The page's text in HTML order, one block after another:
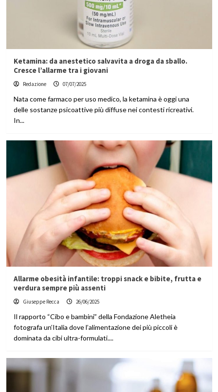
Ketamina: da anestetico salvavita a droga da sballo.
Cresce l’allarme tra i giovani
Redazione 07/07/2025
Nata come farmaco per uso medico, la ketamina è oggi una
delle sostanze psicoattive più diffuse nei contesti ricreativi.
In...
Allarme obesità infantile: troppi snack e bibite, frutta e
verdura sempre più assenti
Giuseppe Recca 26/06/2025
Il rapporto “Cibo e bambini” della Fondazione Aletheia
fotografa un’Italia dove l’alimentazione dei più piccoli è
dominata da cibi ultra-formulati....